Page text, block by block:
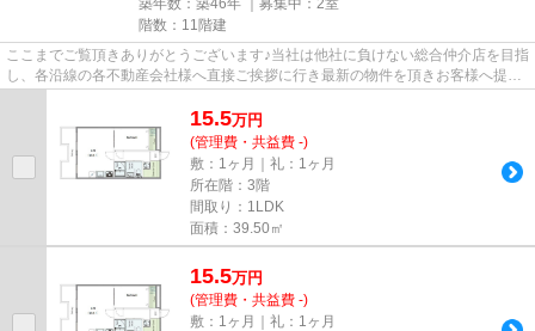
築年数：築46年 ｜募集中： 2室
階数：11階建
ここまでご覧頂きありがとうございます♪当社は他社に負けない総合仲介店を目指
し、各沿線の各不動産会社様へ直接ご挨拶に行き最新の物件を頂きお客様へ提供
15.5万円
(管理費・共益費 -)
敷：1ヶ月｜礼：1ヶ月
所在階：3階
間取り：1LDK
面積：39.50㎡
15.5万円
(管理費・共益費 -)
敷：1ヶ月｜礼：1ヶ月